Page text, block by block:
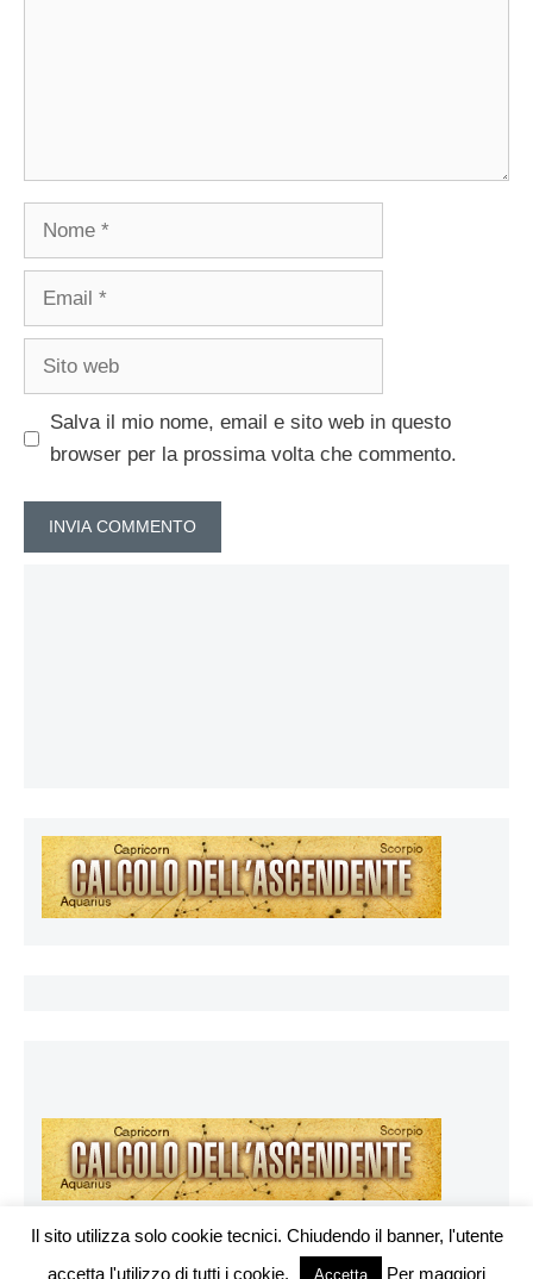
Nome
Email
Sito
Salva il mio nome, email e sito web in questo
browser per la prossima volta che commento.
Il sito utilizza solo cookie tecnici. Chiudendo il banner, l'utente
accetta l'utilizzo di tutti i cookie.
Accetta Per maggiori